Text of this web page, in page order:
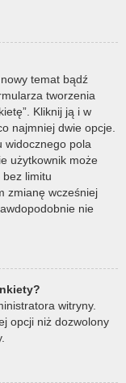
temat bądź
tworzenia
Kliknij ją i w
najmniej dwie opcje.
widocznego pola
użytkownik może
limitu
zmianę wcześniej
nie
witryny.
opcji niż dozwolony